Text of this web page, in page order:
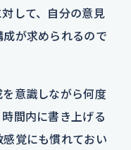
して、自分の意見
が求められるので
意識しながら何度
間内に書き上げる
覚にも慣れておい